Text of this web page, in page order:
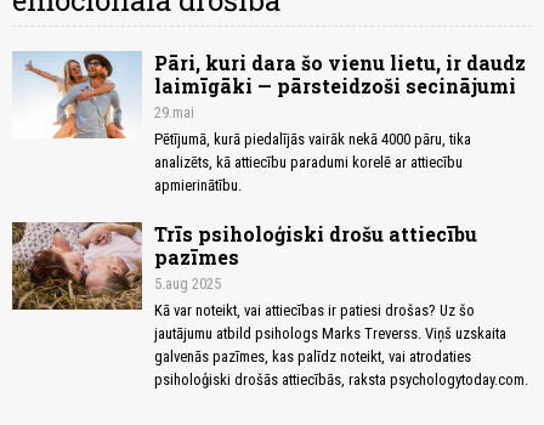
Pāri, kuri dara šo vienu lietu, ir daudz
laimīgāki — pārsteidzoši secinājumi
29.mai
Pētījumā, kurā piedalījās vairāk nekā 4000 pāru, tika
analizēts, kā attiecību paradumi korelē ar attiecību
apmierinātību.
Trīs psiholoģiski drošu attiecību
pazīmes
5.aug 2025
Kā var noteikt, vai attiecības ir patiesi drošas? Uz šo
jautājumu atbild psihologs Marks Treverss. Viņš uzskaita
galvenās pazīmes, kas palīdz noteikt, vai atrodaties
psiholoģiski drošās attiecībās, raksta psychologytoday.com.